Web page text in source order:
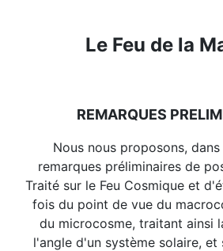
Le Feu de la
REMARQUES
Nous nous proposons,
remarques préliminaires de
Traité sur le Feu Cosmique et
fois du point de vue du
du microcosme, traitant ainsi
l'angle d'un système solaire, et